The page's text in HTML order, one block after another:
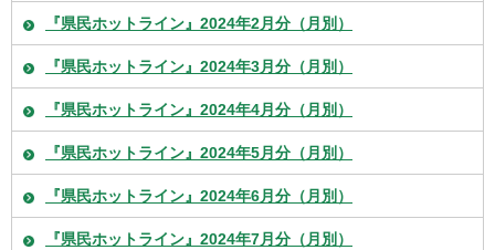
『県民ホットライン』2024年2月分（月別）
『県民ホットライン』2024年3月分（月別）
『県民ホットライン』2024年4月分（月別）
『県民ホットライン』2024年5月分（月別）
『県民ホットライン』2024年6月分（月別）
『県民ホットライン』2024年7月分（月別）